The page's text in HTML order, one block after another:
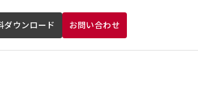
ダウンロード お問い合わせ